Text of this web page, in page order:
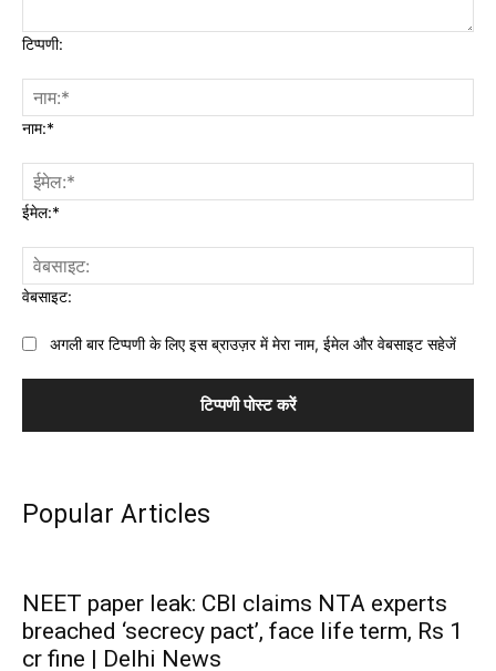
टिप्पणी:
नाम:*
ईमेल:*
वेबसाइट:
अगली बार टिप्पणी के लिए इस ब्राउज़र में मेरा नाम, ईमेल और वेबसाइट सहेजें
Popular Articles
NEET paper leak: CBI claims NTA experts
breached ‘secrecy pact’, face life term, Rs 1
cr fine | Delhi News